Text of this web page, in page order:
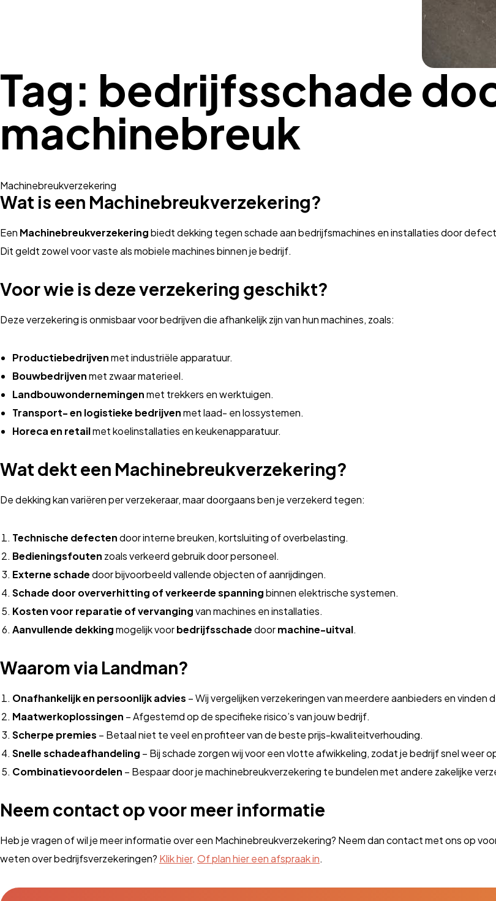
Tag: bedrijfsschade
machinebreuk
Machinebreukverzekering
Wat is een Machinebreukverzekering?
Een Machinebreukverzekeringbiedt dekking tegen schade aan bedrijfsmachines en installaties door
Dit geldt zowel voor vaste als mobiele machines binnen je bedrijf.
Voor wie is deze verzekering geschikt?
Deze verzekering is onmisbaar voor bedrijven die afhankelijk zijn van hun machines, zoals:
Productiebedrijvenmet industriële apparatuur.
Bouwbedrijvenmet zwaar materieel.
Landbouwondernemingenmet trekkers en werktuigen.
Transport- en logistieke bedrijvenmet laad- en lossystemen.
Horeca en retailmet koelinstallaties en keukenapparatuur.
Wat dekt een Machinebreukverzekering?
De dekking kan variëren per verzekeraar, maar doorgaans ben je verzekerd tegen:
Technische defectendoor interne breuken, kortsluiting of overbelasting.
Bedieningsfouten zoals verkeerd gebruik door personeel.
Externe schadedoor bijvoorbeeld vallende objecten of aanrijdingen.
Schade door oververhitting of verkeerde spanningbinnen elektrische systemen.
Kosten voor reparatie of vervangingvan machines en installaties.
Aanvullende dekkingmogelijk voorbedrijfsschadedoormachine-uitval.
Waarom via Landman?
Onafhankelijk en persoonlijk advies – Wij vergelijken verzekeringen van meerdere aanbieders en
Maatwerkoplossingen – Afgestemd op de specifieke risico’s van jouw bedrijf.
Scherpe premies – Betaal niet te veel en profiteer van de beste prijs-kwaliteitverhouding.
Snelle schadeafhandeling – Bij schade zorgen wij voor een vlotte afwikkeling, zodat je bedrijf snel weer
Combinatievoordelen – Bespaar door je machinebreukverzekering te bundelen met andere zakelijke
Neem contact op voor meer informatie
Heb je vragen of wil je meer informatie over een Machinebreukverzekering? Neem dan contact met ons op
weten over bedrijfsverzekeringen? Klik hier. Of plan hier een afspraak in.